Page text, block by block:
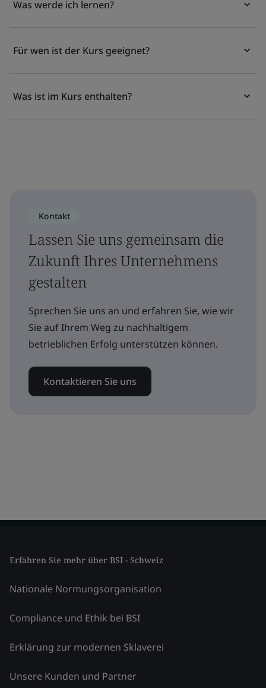
Was werde ich lernen?
Für wen ist der Kurs geeignet?
Was ist im Kurs enthalten?
Kontakt
Lassen Sie uns gemeinsam die
Zukunft Ihres Unternehmens
gestalten
Sprechen Sie uns an und erfahren Sie, wie wir
Sie auf Ihrem Weg zu nachhaltigem
betrieblichen Erfolg unterstützen können.
Kontaktieren Sie uns
Erfahren Sie mehr über BSI - Schweiz
Nationale Normungsorganisation
Compliance und Ethik bei BSI
Erklärung zur modernen Sklaverei
Unsere Kunden und Partner